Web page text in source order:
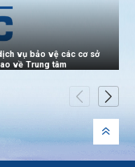
vụ bảo vệ các cơ sở
về Trung tâm